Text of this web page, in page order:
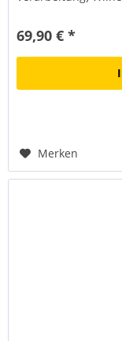
69,90 € *
Merken